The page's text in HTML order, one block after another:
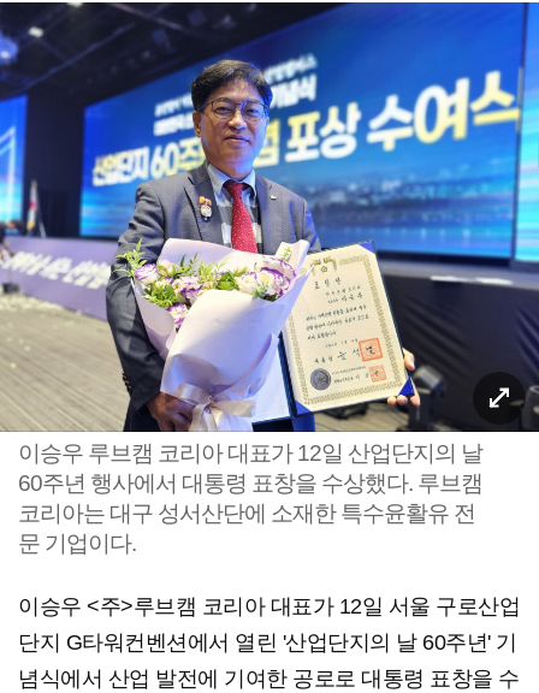
이승우 루브캠 코리아 대표가 12일 산업단지의 날
60주년 행사에서 대통령 표창을 수상했다. 루브캠
코리아는 대구 성서산단에 소재한 특수윤활유 전
문 기업이다.
이승우 <주>루브캠 코리아 대표가 12일 서울 구로산업
단지 G타워컨벤션에서 열린 '산업단지의 날 60주년' 기
념식에서 산업 발전에 기여한 공로로 대통령 표창을 수